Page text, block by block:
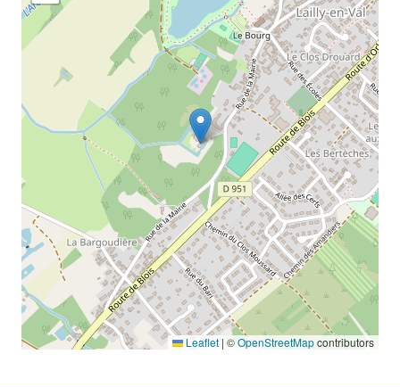
Leaflet | ©OpenStreetMapcontributors